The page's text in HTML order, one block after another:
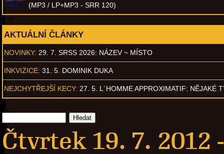
(MP3 / LP+MP3 - SRR 120)
AKTUÁLNÍ ČLÁNKY
NOVINKY: 29. 7. SRSS 2026: NÁZEV ~ MÍSTO
INKVIZICE: 31. 5. DOMINIK DUKA
NEJCHYTŘEJŠÍ KECY: 27. 5. L´HOMME APPROXIMATIF: NĚJAKÉ
Čtvrtek 19. 7. 2012